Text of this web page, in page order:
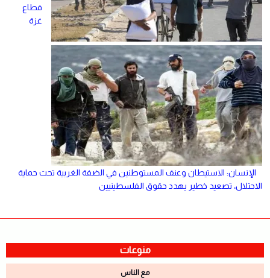
قطاع
غزة
الإنسان: الاستيطان وعنف المستوطنين في الضفة الغربية تحت حماية
الاحتلال، تصعيد خطير يهدد حقوق الفلسطينيين
منوعات
مع الناس